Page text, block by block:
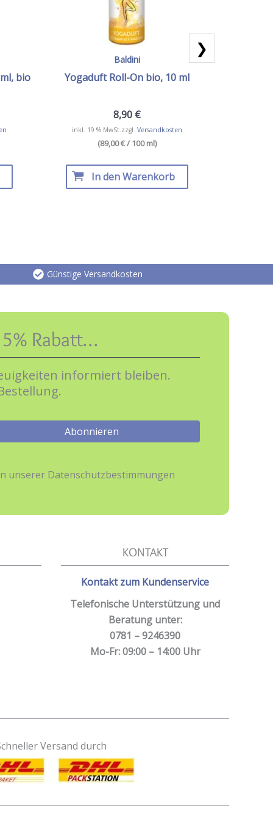
bio
Baldini
Yogaduft Roll-On bio, 10 ml
8,90 €
inkl. 19 % MwSt.zzgl. Versandkosten
(89,00 € / 100 ml)
In den Warenkorb
❯
Günstige Versandkosten
Rabatt…
informiert bleiben.
unserer Datenschutzbestimmungen
KONTAKT
Kontakt zum Kundenservice
Telefonische Unterstützung und
Beratung unter:
0781 – 9246390
Mo-Fr: 09:00 – 14:00 Uhr
Versand durch